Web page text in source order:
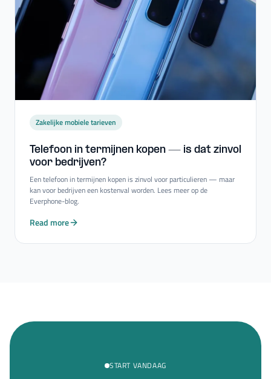
Zakelijke mobiele tarieven
Telefoon in termijnen kopen — is dat zinvol
voor bedrijven?
Een telefoon in termijnen kopen is zinvol voor particulieren — maar
kan voor bedrijven een kostenval worden. Lees meer op de
Everphone-blog.
Read more
START VANDAAG